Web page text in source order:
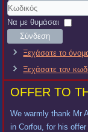
Όνομα
Χρήστη
Κωδικός
Να με θυμάσαι
Σύνδεση
Ξεχάσατε το
Ξεχάσατε τον
OFFER TO
We warmly thank Mr
in Corfou, for his